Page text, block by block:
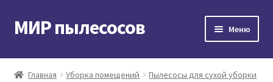
Перейти
к
Перейти
к
МИР пылесосов Меню
Главная
Главная Уборка помещений
Пылесосы для сухой уборки